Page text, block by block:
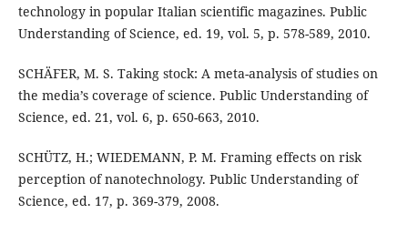
technology in popular Italian scientific magazines. Public
Understanding of Science, ed. 19, vol. 5, p. 578-589, 2010.
SCHÄFER, M. S. Taking stock: A meta-analysis of studies on
the media’s coverage of science. Public Understanding of
Science, ed. 21, vol. 6, p. 650-663, 2010.
SCHÜTZ, H.; WIEDEMANN, P. M. Framing effects on risk
perception of nanotechnology. Public Understanding of
Science, ed. 17, p. 369-379, 2008.